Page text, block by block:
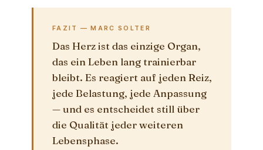
FAZIT — MARC SOLTER
Das Herz ist das einzige Organ,
das ein Leben lang trainierbar
bleibt. Es reagiert auf jeden Reiz,
jede Belastung, jede Anpassung
— und es entscheidet still über
die Qualität jeder weiteren
Lebensphase.